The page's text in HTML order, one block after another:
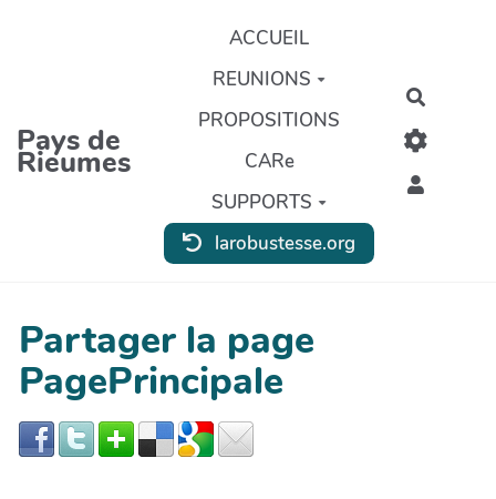
Aller au contenu principal
Pays de
Rieumes
ACCUEIL
REUNIONS
PROPOSITIONS
CARe
SUPPORTS
larobustesse.org
Partager la page
PagePrincipale